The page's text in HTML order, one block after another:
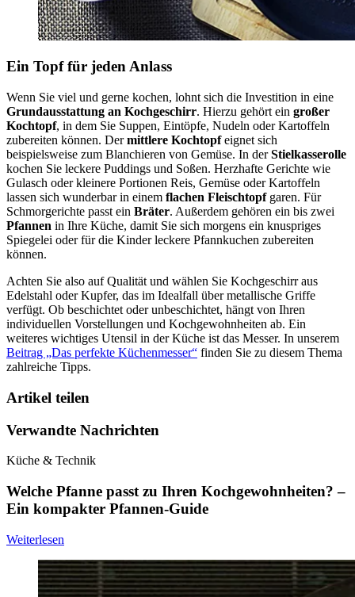
Ein Topf für jeden Anlass
Wenn Sie viel und gerne kochen, lohnt sich die Investition in eine
Grundausstattung an Kochgeschirr. Hierzu gehört ein großer
Kochtopf, in dem Sie Suppen, Eintöpfe, Nudeln oder Kartoffeln
zubereiten können. Dermittlere Kochtopfeignet sich
beispielsweise zum Blanchieren von Gemüse. In derStielkasserolle
kochen Sie leckere Puddings und Soßen. Herzhafte Gerichte wie
Gulasch oder kleinere Portionen Reis, Gemüse oder Kartoffeln
lassen sich wunderbar in einem flachen Fleischtopfgaren. Für
Schmorgerichte passt ein Bräter. Außerdem gehören ein bis zwei
Pfannen in Ihre Küche, damit Sie sich morgens ein knuspriges
Spiegelei oder für die Kinder leckere Pfannkuchen zubereiten
können.
Achten Sie also auf Qualität und wählen Sie Kochgeschirr aus
Edelstahl oder Kupfer, das im Idealfall über metallische Griffe
verfügt. Ob beschichtet oder unbeschichtet, hängt von Ihren
individuellen Vorstellungen und Kochgewohnheiten ab. Ein
weiteres wichtiges Utensil in der Küche ist das Messer. In unserem
Beitrag „Das perfekte Küchenmesser“ finden Sie zu diesem Thema
zahlreiche Tipps.
Artikel teilen
Verwandte Nachrichten
Küche & Technik
Welche Pfanne passt zu Ihren Kochgewohnheiten? –
Ein kompakter Pfannen-Guide
Weiterlesen